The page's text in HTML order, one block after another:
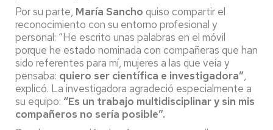
Por su parte, María Sancho quiso compartir el
reconocimiento con su entorno profesional y
personal: “He escrito unas palabras en el móvil
porque he estado nominada con compañeras que han
sido referentes para mí, mujeres a las que veía y
pensaba: quiero ser científica e investigadora”,
explicó. La investigadora agradeció especialmente a
su equipo: “Es un trabajo multidisciplinar y sin mis
compañeros no sería posible”.